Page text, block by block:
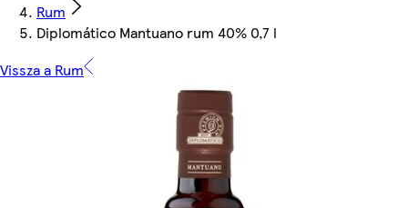
Rum
Diplomático Mantuano rum 40% 0,7 l
Vissza a Rum